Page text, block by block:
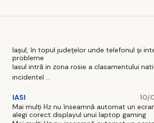
Iașul, în topul județelor unde telefonul și
probleme
Iasul intră in zona rosie a clasamentului
incidentel ...
IASI
10/
Mai mulți Hz nu înseamnă automat un
alegi corect displayul unui laptop gaming